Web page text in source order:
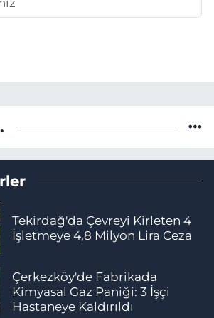
Tekirdağ'da Çevreyi Kirleten 4
İşletmeye 4,8 Milyon Lira Ceza
Çerkezköy'de Fabrikada
Kimyasal Gaz Paniği: 3 İşçi
Hastaneye Kaldırıldı